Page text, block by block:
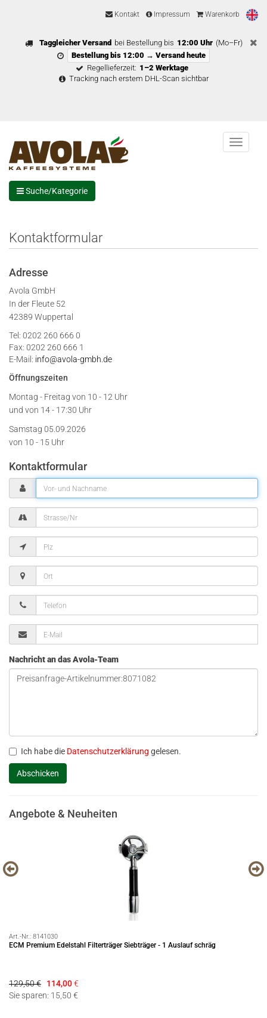
Kontakt Impressum Warenkorb
Taggleicher Versand bei Bestellung bis 12:00 Uhr (Mo–Fr)
Bestellung bis 12:00 → Versand heute
Regellieferzeit: 1–2 Werktage
Tracking nach erstem DHL-Scan sichtbar
Menu
Suche/Kategorie
Kontaktformular
Adresse
Avola GmbH
In der Fleute 52
42389 Wuppertal
Tel: 0202 260 666 0
Fax: 0202 260 666 1
E-Mail: info@avola-gmbh.de
Öffnungszeiten
Montag - Freitag von 10 - 12 Uhr
und von 14 - 17:30 Uhr
Samstag 05.09.2026
von 10 - 15 Uhr
Kontaktformular
Nachricht an das Avola-Team
Ich habe die Datenschutzerklärung gelesen.
Angebote & Neuheiten
Art.-Nr.: 8141030
ECM Premium Edelstahl Filterträger Siebträger - 1 Auslauf schräg
129,50 € 114,00€
Sie sparen: 15,50 €